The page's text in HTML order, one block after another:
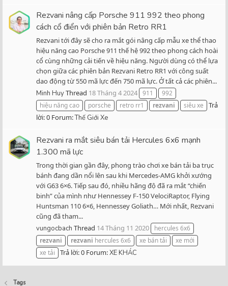
Rezvani nâng cấp Porsche 911 992 theo phong
cách cổ điển với phiên bản Retro RR1
Rezvani tới đây sẽ cho ra mắt gói nâng cấp mẫu xe thể thao
hiệu năng cao Porsche 911 thế hệ 992 theo phong cách hoài
cổ cùng những cải tiến về hiệu năng. Người dùng có thể lựa
chọn giữa các phiên bản Rezvani Retro RR1 với công suất
dao động từ 550 mã lực đến 750 mã lực. Ở tất cả các phiên...
Minh HuyThread 18 Tháng 4 2024 911
992
hiệu năng cao
porsche retro rr1 rezvani siêu xe
Trả
lời: 0 Forum:Thế Giới Xe
Rezvani ra mắt siêu bán tải Hercules 6x6 mạnh
1.300 mã lực
Trong thời gian gần đây, phong trào chơi xe bán tải ba trục
bánh đang dần nổi lên sau khi Mercedes-AMG khởi xướng
với G63 6×6. Tiếp sau đó, nhiều hãng độ đã ra mắt “chiến
binh” của mình như Hennessey F-150 VelociRaptor, Flying
Huntsman 110 6×6, Hennessey Goliath… Mới nhất, Rezvani
cũng đã tham...
vungocbach Thread 14 Tháng 11 2020
hercules 6x6
rezvani
rezvani hercules 6x6 xe bán tải
xe mới
xe tải
Trả lời: 0 Forum:XE KHÁC
Tags